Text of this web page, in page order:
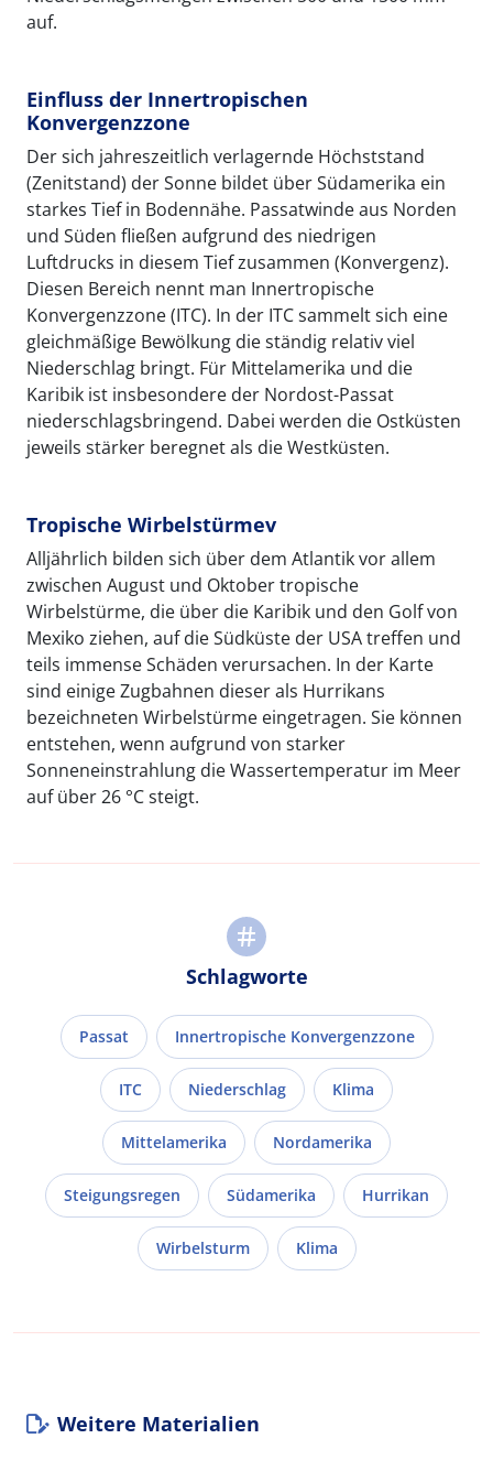
auf.
Einfluss der Innertropischen
Konvergenzzone
Der sich jahreszeitlich verlagernde Höchststand
(Zenitstand) der Sonne bildet über Südamerika ein
starkes Tief in Bodennähe. Passatwinde aus Norden
und Süden fließen aufgrund des niedrigen
Luftdrucks in diesem Tief zusammen (Konvergenz).
Diesen Bereich nennt man Innertropische
Konvergenzzone (ITC). In der ITC sammelt sich eine
gleichmäßige Bewölkung die ständig relativ viel
Niederschlag bringt. Für Mittelamerika und die
Karibik ist insbesondere der Nordost-Passat
niederschlagsbringend. Dabei werden die Ostküsten
jeweils stärker beregnet als die Westküsten.
Tropische Wirbelstürmev
Alljährlich bilden sich über dem Atlantik vor allem
zwischen August und Oktober tropische
Wirbelstürme, die über die Karibik und den Golf von
Mexiko ziehen, auf die Südküste der USA treffen und
teils immense Schäden verursachen. In der Karte
sind einige Zugbahnen dieser als Hurrikans
bezeichneten Wirbelstürme eingetragen. Sie können
entstehen, wenn aufgrund von starker
Sonneneinstrahlung die Wassertemperatur im Meer
auf über 26 °C steigt.
Schlagworte
Passat Innertropische Konvergenzzone
ITC Niederschlag Klima
Mittelamerika Nordamerika
Steigungsregen Südamerika Hurrikan
Wirbelsturm Klima
Weitere Materialien